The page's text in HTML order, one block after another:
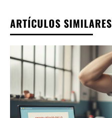
ARTÍCULOS SIMILARES